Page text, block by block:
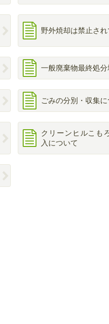
野外焼却は禁止され
一般廃棄物最終処
ごみの分別・収集に
クリーンヒルこも
入について